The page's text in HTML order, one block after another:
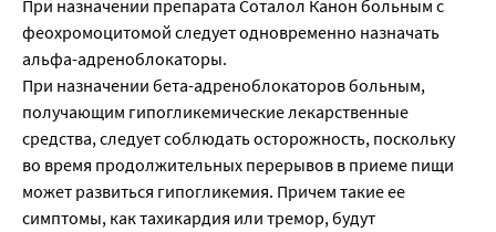
При назначении препарата Соталол Канон больным с
феохромоцитомой следует одновременно назначать
альфа-адреноблокаторы.
При назначении бета-адреноблокаторов больным,
получающим гипогликемические лекарственные
средства, следует соблюдать осторожность, поскольку
во время продолжительных перерывов в приеме пищи
может развиться гипогликемия. Причем такие ее
симптомы, как тахикардия или тремор, будут